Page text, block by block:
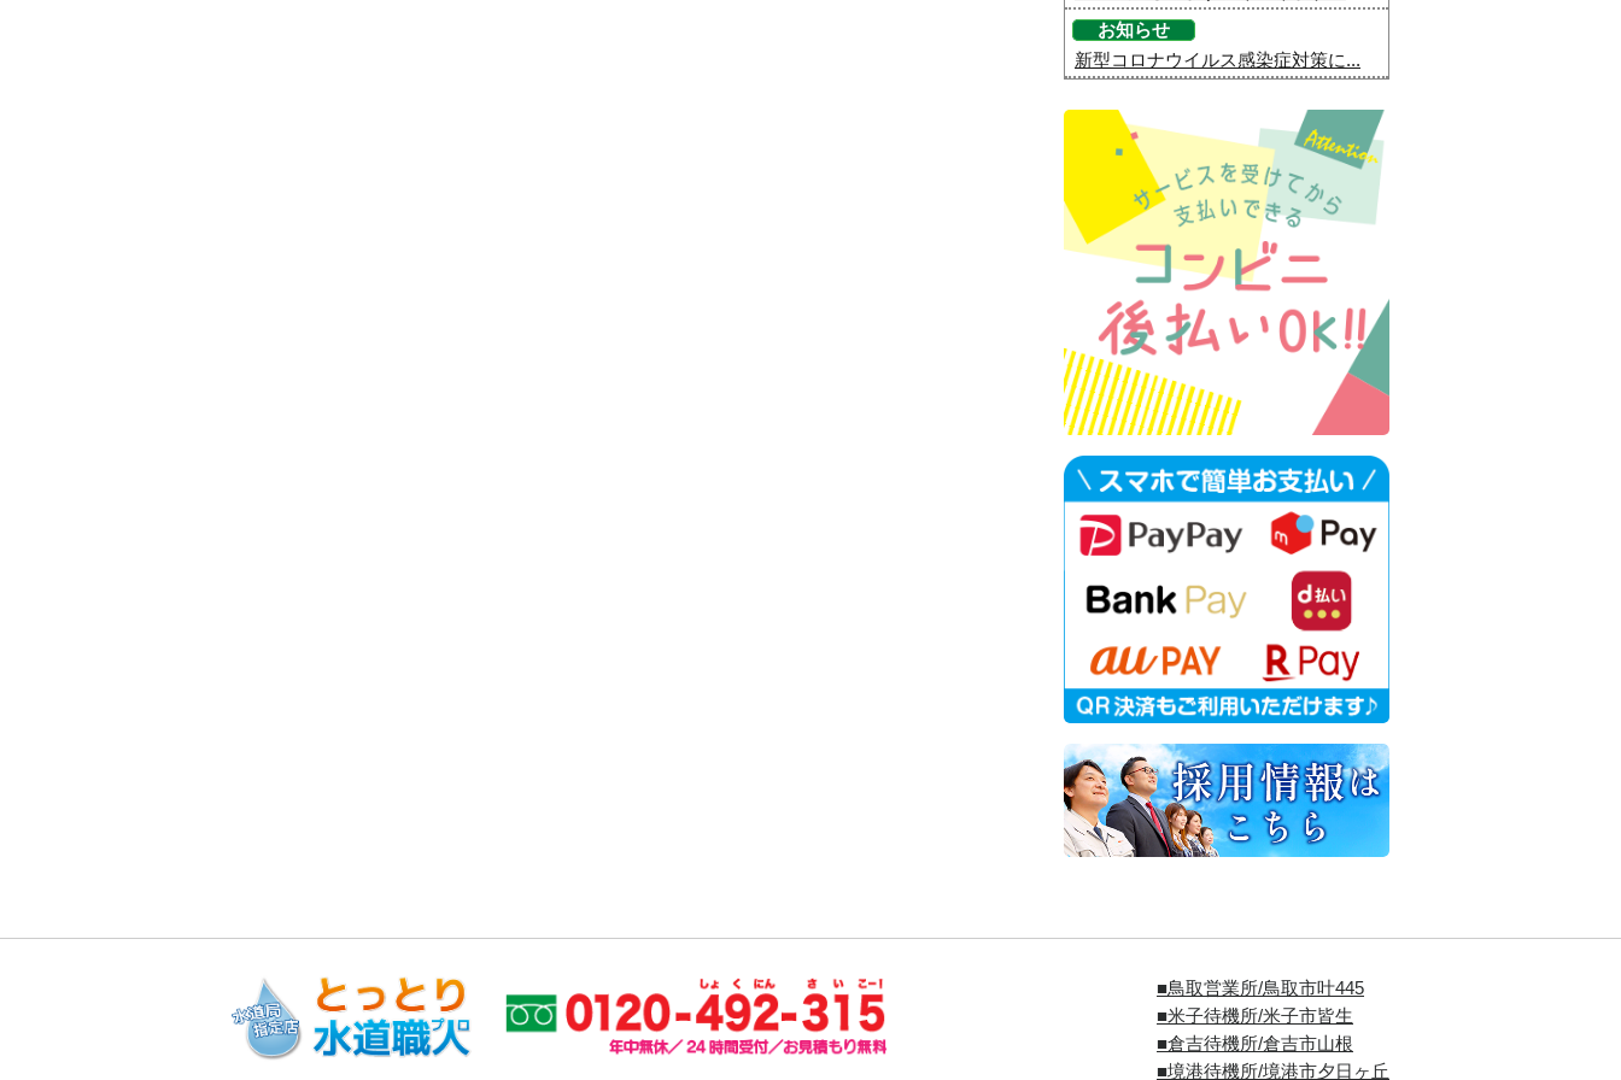
お知らせ
新型コロナウイルス感染症対策に...
■鳥取営業所/鳥取市叶445
■米子待機所/米子市皆生
■倉吉待機所/倉吉市山根
■境港待機所/境港市夕日ヶ丘